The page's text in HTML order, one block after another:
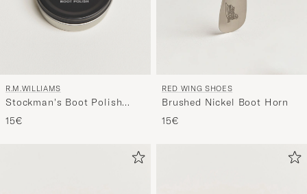
R.M.WILLIAMS
Stockman's Boot Polish
70ml Black
15€
RED WING SHOES
Brushed Nickel Boot Horn
15€